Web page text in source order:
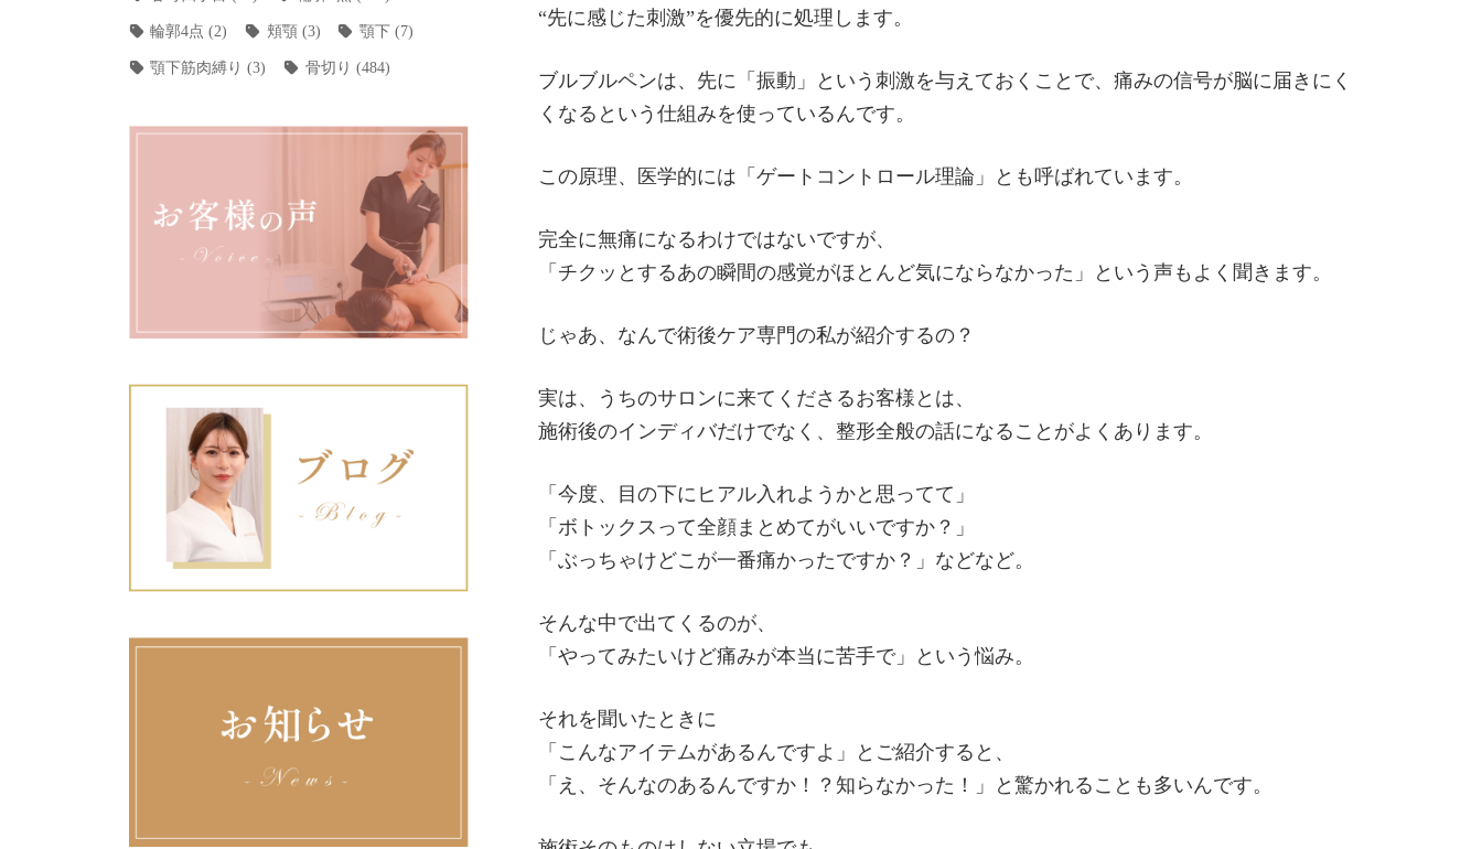
“先に感じた刺激”を優先的に処理します。
ブルブルペンは、先に「振動」という刺激を与えておくことで、痛みの信号が脳に届きにく
くなるという仕組みを使っているんです。
この原理、医学的には「ゲートコントロール理論」とも呼ばれています。
完全に無痛になるわけではないですが、
「チクッとするあの瞬間の感覚がほとんど気にならなかった」という声もよく聞きます。
じゃあ、なんで術後ケア専門の私が紹介するの？
実は、うちのサロンに来てくださるお客様とは、
施術後のインディバだけでなく、整形全般の話になることがよくあります。
「今度、目の下にヒアル入れようかと思ってて」
「ボトックスって全顔まとめてがいいですか？」
「ぶっちゃけどこが一番痛かったですか？」などなど。
そんな中で出てくるのが、
「やってみたいけど痛みが本当に苦手で」という悩み。
それを聞いたときに
「こんなアイテムがあるんですよ」とご紹介すると、
「え、そんなのあるんですか！？知らなかった！」と驚かれることも多いんです。
輪郭4点 (2) 頬顎 (3) 顎下(7)
顎下筋肉縛り (3) 骨切り (484)